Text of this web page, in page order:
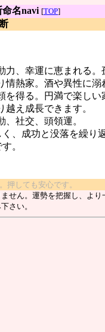
命名navi [TOP]
、幸運に恵まれる。
熱家。酒や異性に溺
得る。円満で楽しい
え成長できます。
社交、頭領運。
、成功と没落を繰り返
。
押しても安心です。
せん。運勢を把握し、よ
さい。